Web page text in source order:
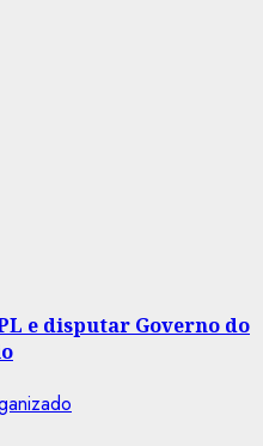
e disputar Governo do